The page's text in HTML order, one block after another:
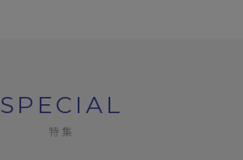
SPECIAL
特集